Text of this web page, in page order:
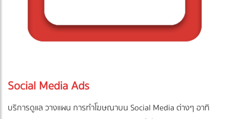
Social Media Ads
บริการดูแล วางแผน การทำโฆษณาบน Social Media ต่างๆ อาทิ